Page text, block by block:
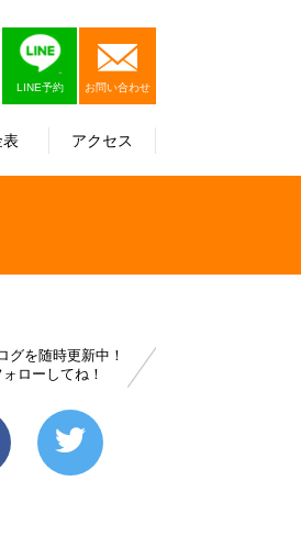
表 アクセス
LINE予約 お問い合わせ
グを随時更新中！
ローしてね！